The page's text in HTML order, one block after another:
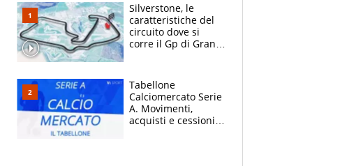
Silverstone, le
caratteristiche del
circuito dove si
corre il Gp di Gran
Tabellone
Calciomercato Serie
A. Movimenti,
acquisti e cessioni: